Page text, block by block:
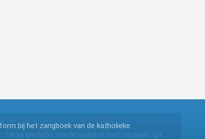
bij het zangboek van de katholieke